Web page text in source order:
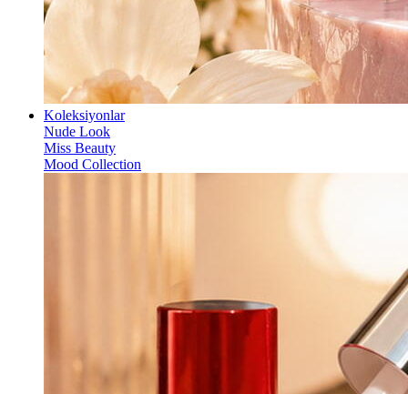
Koleksiyonlar
Nude Look
Miss Beauty
Mood Collection